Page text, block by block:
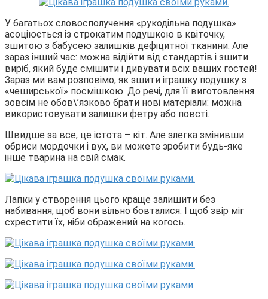
У багатьох словосполучення «рукодільна подушка»
асоціюється із строкатим подушкою в квіточку,
зшитою з бабусею залишків дефіцитної тканини. Але
зараз інший час: можна відійти від стандартів і зшити
виріб, який буде смішити і дивувати всіх ваших гостей!
Зараз ми вам розповімо, як зшити іграшку подушку з
«чеширської» посмішкою. До речі, для її виготовлення
зовсім не обов\’язково брати нові матеріали: можна
використовувати залишки фетру або повсті.
Швидше за все, це істота – кіт. Але злегка змінивши
обриси мордочки і вух, ви можете зробити будь-яке
інше тварина на свій смак.
Лапки у створення цього краще залишити без
набивання, щоб вони вільно бовталися. І щоб звір міг
схрестити їх, ніби ображений на когось.